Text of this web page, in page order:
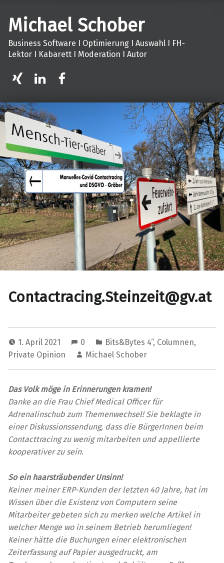
Michael Schober
Business Software I Optimierung I Auswahl I FH-
Lektor I Kabarett I Moderation I Autor
Contactracing.Steinzeit@gv.at
1. April 2021 0 Bits&Bytes 4“, Columnen,
Private Opinion
Michael Schober
Das Volk möge in Erinnerungen kramen!
Danke an die Frau Chief Medical Officer für
Adrenalinschub zum Themenwechsel! Sie beklagte in
einer Diskussionssendung, dass die BürgerInnen beim
Contacttracing zu wenig mitarbeiten und appellierte
kooperativer zu sein.
So ein haarsträubender Unsinn!
Keiner meiner ERP-Kunden der letzten 40 Jahre, hat im
Wissen über die Existenz von Computern seine
Mitarbeiter gebeten sich zu merken welche Artikel in
welcher Menge wo in seinem Betrieb herumliegen!
Keiner hätte die Buchungen einer elektronischen
Zeiterfassung auf Papier ausgedruckt, am